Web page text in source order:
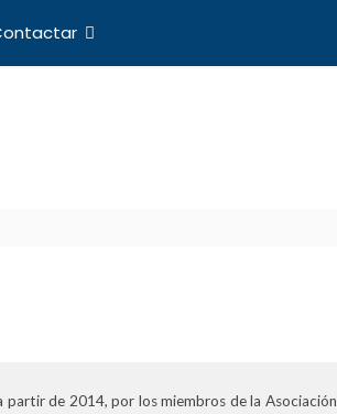
de 2014, por los miembros de la Asociación